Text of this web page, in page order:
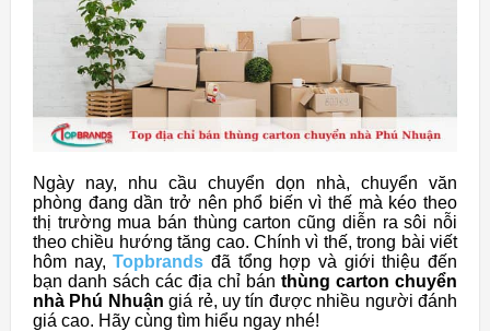
Ngày nay, nhu cầu chuyển dọn nhà, chuyển văn
phòng đang dần trở nên phổ biến vì thế mà kéo theo
thị trường mua bán thùng carton cũng diễn ra sôi nỗi
theo chiều hướng tăng cao. Chính vì thế, trong bài viết
hôm nay,Topbrands đã tổng hợp và giới thiệu đến
bạn danh sách các địa chỉ bán thùng carton chuyển
nhà Phú Nhuận giá rẻ, uy tín được nhiều người đánh
giá cao. Hãy cùng tìm hiểu ngay nhé!